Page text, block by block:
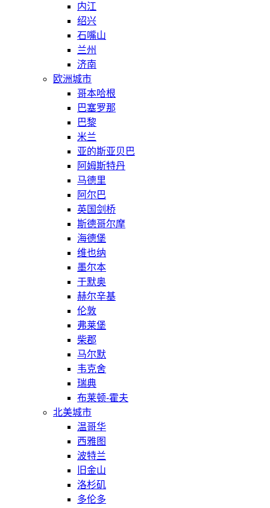
内江
绍兴
石嘴山
兰州
济南
欧洲城市
哥本哈根
巴塞罗那
巴黎
米兰
亚的斯亚贝巴
阿姆斯特丹
马德里
阿尔巴
英国剑桥
斯德哥尔摩
海德堡
维也纳
墨尔本
于默奥
赫尔辛基
伦敦
弗莱堡
柴郡
马尔默
韦克舍
瑞典
布莱顿-霍夫
北美城市
温哥华
西雅图
波特兰
旧金山
洛杉矶
多伦多